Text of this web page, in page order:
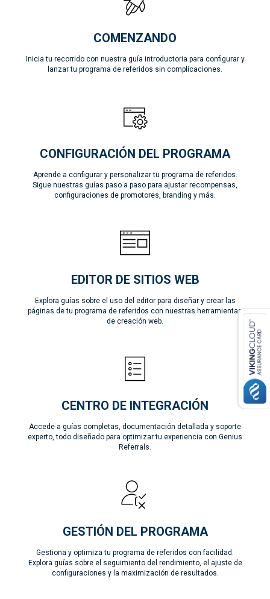
COMENZANDO
Inicia tu recorrido con nuestra guía introductoria para configurar y
lanzar tu programa de referidos sin complicaciones.
CONFIGURACIÓN DEL PROGRAMA
Aprende a configurar y personalizar tu programa de referidos.
Sigue nuestras guías paso a paso para ajustar recompensas,
configuraciones de promotores, branding y más.
EDITOR DE SITIOS WEB
Explora guías sobre el uso del editor para diseñar y crear las
páginas de tu programa de referidos con nuestras herramientas
de creación web.
CENTRO DE INTEGRACIÓN
Accede a guías completas, documentación detallada y soporte
experto, todo diseñado para optimizar tu experiencia con Genius
Referrals.
GESTIÓN DEL PROGRAMA
Gestiona y optimiza tu programa de referidos con facilidad.
Explora guías sobre el seguimiento del rendimiento, el ajuste de
configuraciones y la maximización de resultados.